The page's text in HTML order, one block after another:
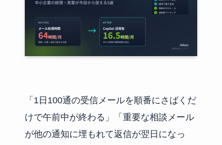
「1日100通の受信メールを順番にさばくだ
けで午前中が終わる」「重要な相談メール
が他の通知に埋もれて返信が翌日になっ